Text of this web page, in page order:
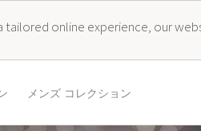
online experience, our
メンズ コレクション